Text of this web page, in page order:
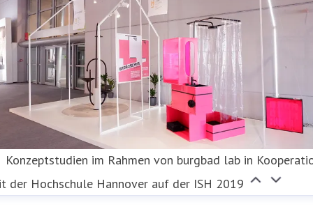
Konzeptstudien im Rahmen von burgbad lab in
der Hochschule Hannover auf der ISH 2019